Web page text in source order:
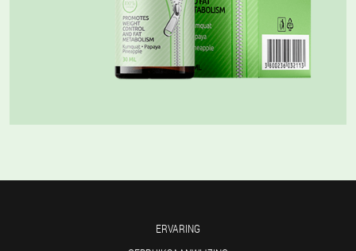
ERVARING